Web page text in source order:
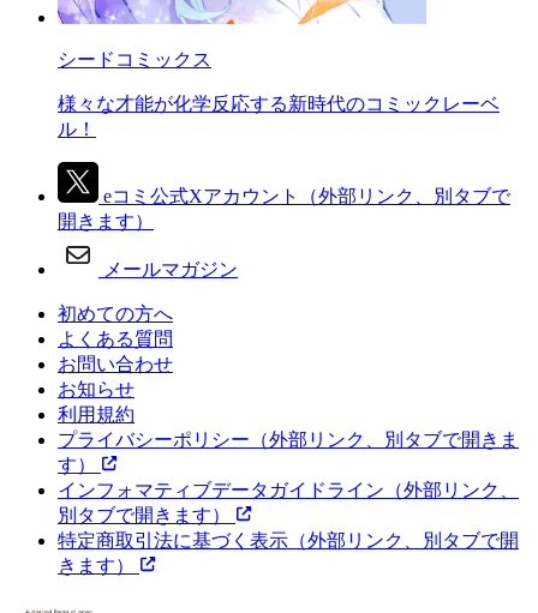
シードコミックス
様々な才能が化学反応する新時代のコミックレーベ
ル！
eコミ公式Xアカウント
（外部リンク、別タブで
開きます）
メールマガジン
初めての方へ
よくある質問
お問い合わせ
お知らせ
利用規約
プライバシーポリシー （外部リンク、別タブで開きま
す）
インフォマティブデータガイドライン （外部リンク、
別タブで開きます）
特定商取引法に基づく表示 （外部リンク、別タブで開
きます）